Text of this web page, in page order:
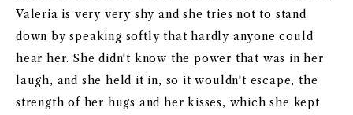
Valeria is very very shy and she tries not to stand
down by speaking softly that hardly anyone could
hear her. She didn't know the power that was in her
laugh, and she held it in, so it wouldn't escape, the
strength of her hugs and her kisses, which she kept